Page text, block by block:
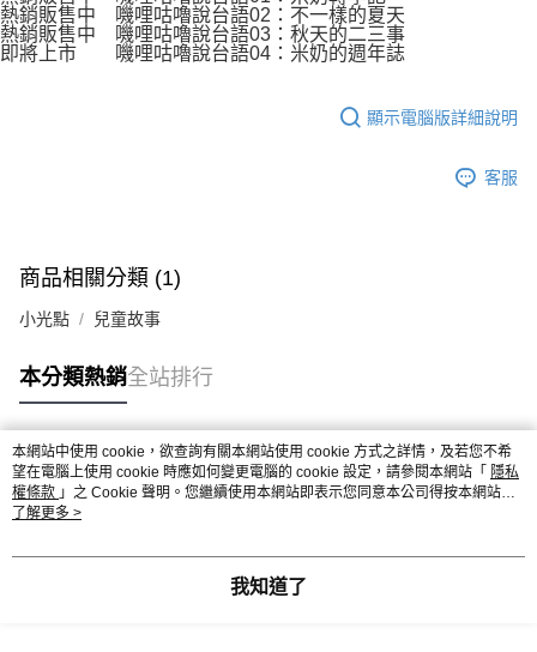
熱銷販售中 嘰哩咕嚕說台語02：不一樣的夏天
熱銷販售中 嘰哩咕嚕說台語03：秋天的二三事
即將上市 嘰哩咕嚕說台語04：米奶的週年誌
顯示電腦版詳細說明
客服
商品相關分類 (1)
小光點 兒童故事
本分類熱銷全站排行
熱門標籤
本網站中使用 cookie，欲查詢有關本網站使用 cookie 方式之詳情，及若您不希
望在電腦上使用 cookie 時應如何變更電腦的 cookie 設定，請參閱本網站「 隱私
權條款 」之 Cookie 聲明。您繼續使用本網站即表示您同意本公司得按本網站使
用條款之 Cookie 聲明使用 cookie。
了解更多 >
我知道了